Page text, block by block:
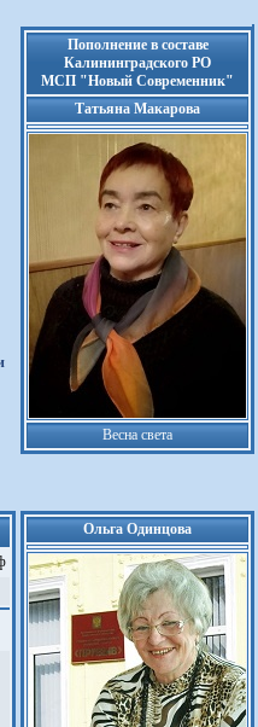
Пополнение в составе
Калининградского РО
МСП "Новый Современник"
Татьяна Макарова
Весна света
Ольга Одинцова